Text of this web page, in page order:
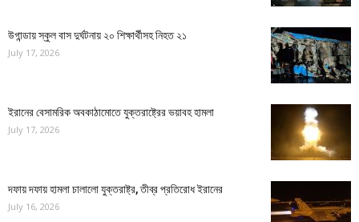
উগান্ডায় স্কুল বাস দুর্ঘটনায় ২০ শিক্ষার্থীসহ নিহত ২১
July 17, 2026
ইরানের বেসামরিক অবকাঠামোতে যুক্তরাষ্ট্রের ভয়াবহ হামলা
July 17, 2026
দফায় দফায় হামলা চালালো যুক্তরাষ্ট্র, তীব্র প্রতিরোধ ইরানের
July 16, 2026